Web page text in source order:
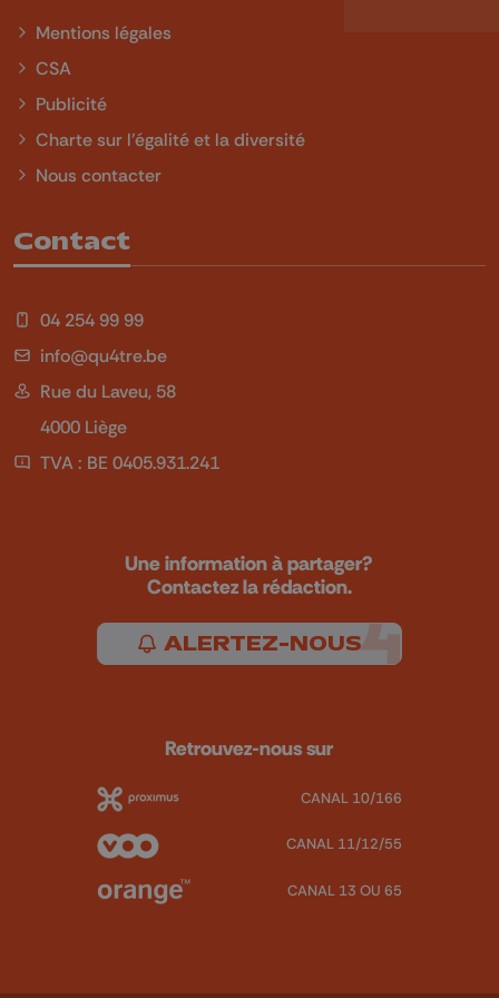
Mentions légales
CSA
Publicité
Charte sur l'égalité et la diversité
Nous contacter
Contact
04 254 99 99
info@qu4tre.be
Rue du Laveu, 58
4000 Liège
TVA : BE 0405.931.241
Une information à partager?
Contactez la rédaction.
ALERTEZ-NOUS
Retrouvez-nous sur
CANAL 10/166
CANAL 11/12/55
CANAL 13 OU 65